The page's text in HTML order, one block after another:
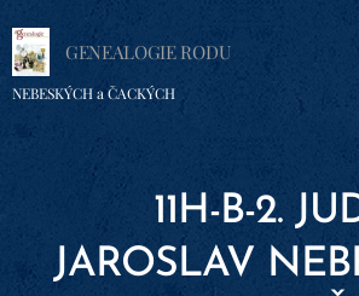
GENEALOGIE RODU
NEBESKÝCH a ČACKÝCH
11H-B-2.
JAROSLAV